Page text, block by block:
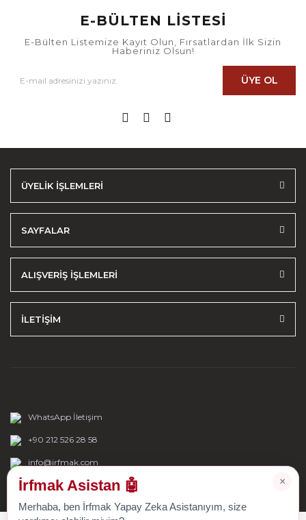
E-BÜLTEN LİSTESİ
E-Bülten Listemize Kayıt Olun, Fırsatlardan İlk Sizin
Haberiniz Olsun!
ÜYE OL
ÜYELİK İŞLEMLERİ
SAYFALAR
ALIŞVERİŞ İŞLEMLERİ
İLETİŞİM
WhatsApp İletişim
+90 212 526 28 58
info@irfmak.com
×
İrfmak Asistan 🤖
Merhaba, ben İrfmak Yapay Zeka Asistanıyım, size